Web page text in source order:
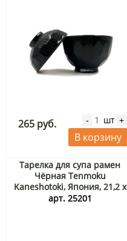
265 руб. - шт +
В корзину
Тарелка для супа рамен
Чёрная Tenmoku
Kaneshotoki, Япония, 21,2 x
9,2 см
арт. 25201